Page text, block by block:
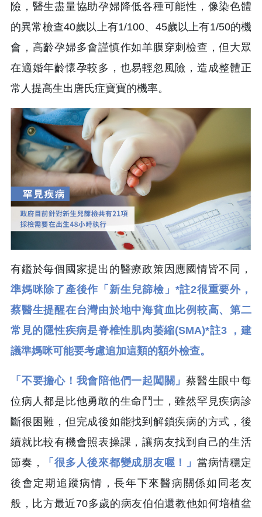
險，醫生盡量協助孕婦降低各種可能性，像染色體
的異常檢查40歲以上有1/100、45歲以上有1/50的機
會，高齡孕婦多會謹慎作如羊膜穿刺檢查，但大眾
在適婚年齡懷孕較多，也易輕忽風險，造成整體正
常人提高生出唐氏症寶寶的機率。
有鑑於每個國家提出的醫療政策因應國情皆不同，
準媽咪除了產後作「新生兒篩檢」*註2很重要外，
蔡醫生提醒在台灣由於地中海貧血比例較高、第二
常見的隱性疾病是脊椎性肌肉萎縮(SMA)*註3 ，建
議準媽咪可能要考慮追加這類的額外檢查。
「不要擔心！我會陪他們一起闖關」蔡醫生眼中每
位病人都是比他勇敢的生命鬥士，雖然罕見疾病診
斷很困難，但完成後如能找到解鎖疾病的方式，後
續就比較有機會照表操課，讓病友找到自己的生活
節奏，
「很多人後來都變成朋友喔！」 當病情穩定
後會定期追蹤病情，長年下來醫病關係如同老友
般，比方最近70多歲的病友伯伯還教他如何培植盆